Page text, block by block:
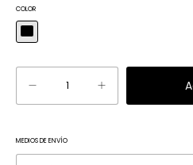
COLOR
Entregas para el CP:
MEDIOS DE ENVÍO